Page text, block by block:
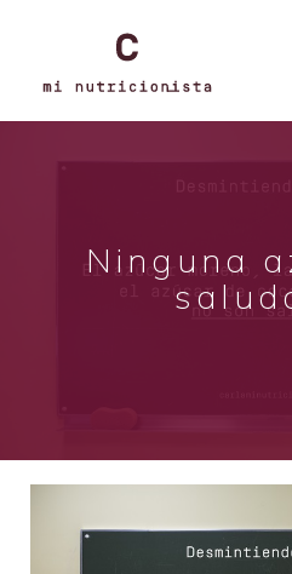
Ninguna